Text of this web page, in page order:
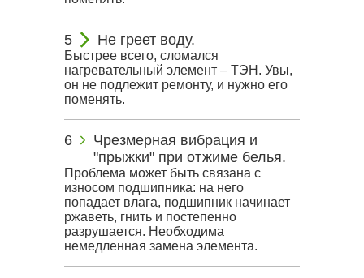
Не греет воду.
Быстрее всего, сломался
нагревательный элемент – ТЭН. Увы,
он не подлежит ремонту, и нужно его
поменять.
Чрезмерная вибрация и
"прыжки" при отжиме белья.
Проблема может быть связана с
износом подшипника: на него
попадает влага, подшипник начинает
ржаветь, гнить и постепенно
разрушается. Необходима
немедленная замена элемента.